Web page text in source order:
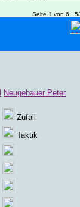
Seite 1 von 6
Neugebauer Peter
Zufall
Taktik